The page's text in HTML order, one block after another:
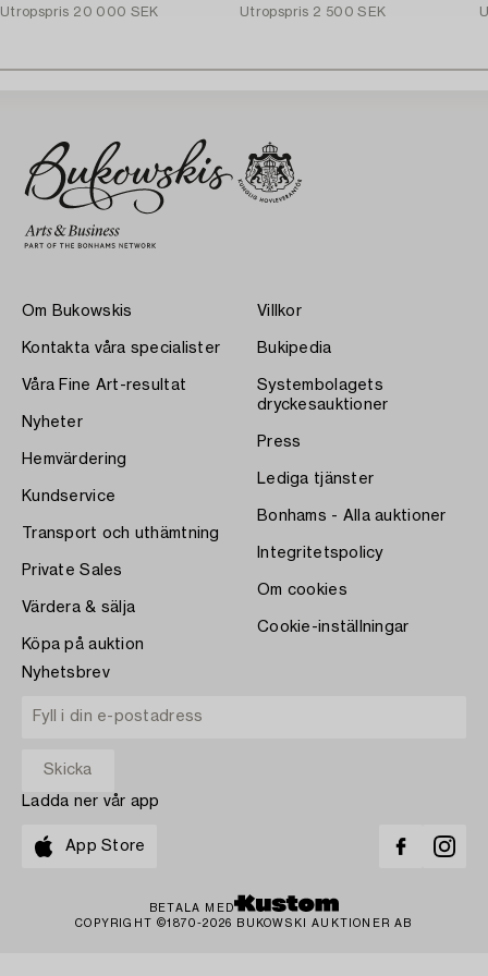
Utropspris 20 000 SEK
Utropspris 2 500 SEK
Om Bukowskis
Kontakta våra specialister
Våra Fine Art-resultat
Nyheter
Hemvärdering
Kundservice
Transport och uthämtning
Private Sales
Värdera & sälja
Köpa på auktion
Villkor
Bukipedia
Systembolagets
dryckesauktioner
Press
Lediga tjänster
Bonhams - Alla auktioner
Integritetspolicy
Om cookies
Cookie-inställningar
Nyhetsbrev
Ladda ner vår app
App Store
BETALA MED
COPYRIGHT ©1870-2026 BUKOWSKI AUKTIONER AB